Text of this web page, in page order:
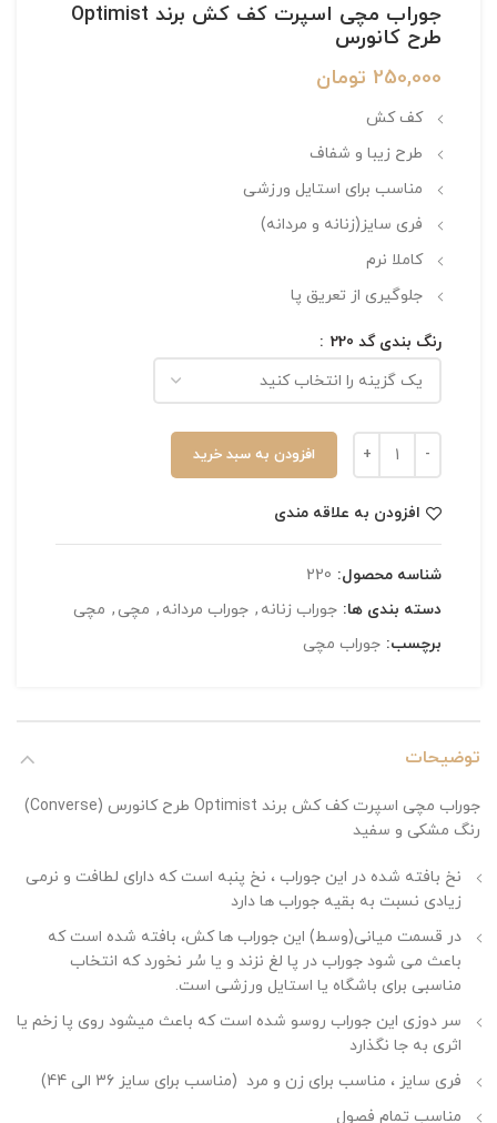
جوراب مچی اسپرت کف کش برند Optimist
طرح کانورس
250,000 تومان
کف کش
طرح زیبا و شفاف
مناسب برای استایل ورزشی
فری سایز(زنانه و مردانه)
کاملا نرم
جلوگیری از تعریق پا
رنگ بندی گد 220
افزودن به سبد خرید
افزودن به علاقه مندی
شناسه محصول: 220
دسته بندی ها: جوراب زنانه , جوراب مردانه , مچی , مچی
برچسب: جوراب مچی
توضیحات
جوراب مچی اسپرت کف کش برند Optimist طرح کانورس (Converse)
رنگ مشکی و سفید
نخ بافته شده در این جوراب ، نخ پنبه است که دارای لطافت و نرمی
زیادی نسبت به بقیه جوراب ها دارد
در قسمت میانی(وسط) این جوراب ها کش، بافته شده است که
باعث می شود جوراب در پا لغ نزند و یا سُر نخورد که انتخاب
مناسبی برای باشگاه یا استایل ورزشی است.
سر دوزی این جوراب روسو شده است که باعث میشود روی پا زخم یا
اثری به جا نگذارد
فری سایز ، مناسب برای زن و مرد (مناسب برای سایز 36 الی 44)
مناسب تمام فصول